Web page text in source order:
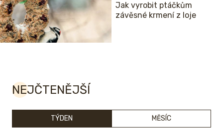
Jak vyrobit ptáčkům
závěsné krmení z loje
NEJČTENĚJŠÍ
TÝDEN MĚSÍC